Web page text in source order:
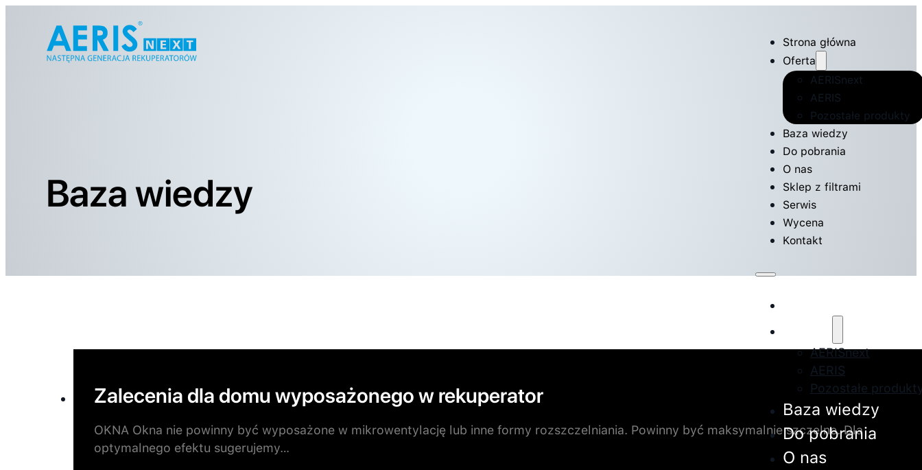
Strona główna
Oferta
AERISnext
AERIS
Pozostałe produkty
Baza wiedzy
Do pobrania
O nas
Sklep z filtrami
Serwis
Wycena
Kontakt
AERISnext
AERIS
Pozostałe
Baza wiedzy
Do pobrania
O nas
Baza wiedzy
Zalecenia dla domu wyposażonego w rekuperator
OKNA Okna nie powinny być wyposażone w mikrowentylację lub inne formy rozszczelniania. Powinny być maksymalnie szczelne. Dla
optymalnego efektu sugerujemy…